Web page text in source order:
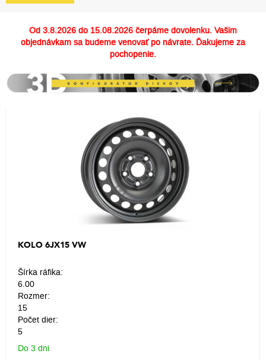
Od 3.8.2026 do 15.08.2026 čerpáme dovolenku. Vašim
objednávkam sa budeme venovať po návrate. Ďakujeme za
pochopenie.
KOLO 6JX15 VW
Šírka ráfika:
6.00
Rozmer:
15
Počet dier:
5
Do 3 dni